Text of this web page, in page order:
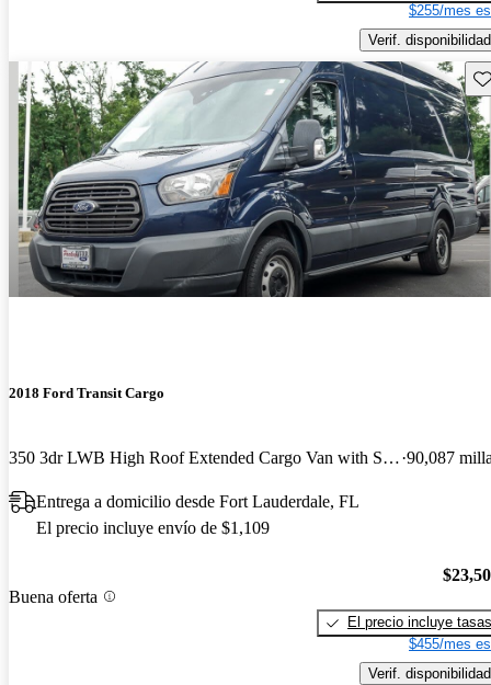
$255/mes
Verif. disponibilidad
2018 Ford Transit Cargo
350 3dr LWB High Roof Extended Cargo Van with Sliding Passenger Side Door 90,087
Entrega a domicilio desde Fort Lauderdale, FL
El precio incluye envío de $1,109
Buena oferta
El precio incluye tasas
$455/mes
Verif. disponibilidad